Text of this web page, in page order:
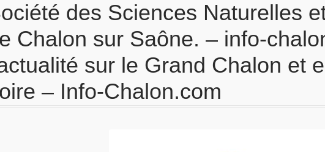
des Sciences Naturelles
Chalon sur Saône. – info-
sur le Grand Chalon et
– Info-Chalon.com